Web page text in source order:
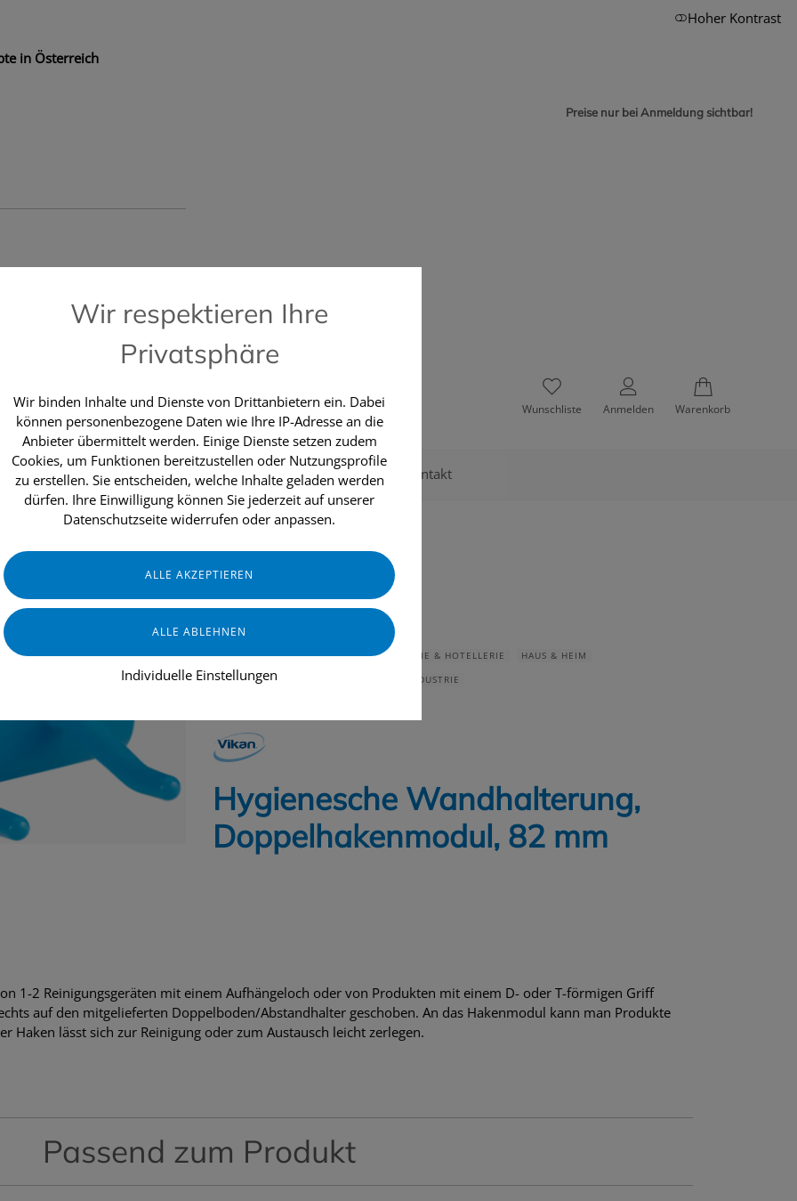
in Österreich
Preise nur bei Anmeldung sichtbar!
Kostenlose Hotline +43 664 196 28 20
Hoher Kontrast
Wunschliste Anmelden Warenkorb
Aktionen Topseller Über uns Kontakt
INDUSTRIE & HANDWERK GASTRONOMIE & HOTELLERIE
HAUS & HEIM
GERÄTE & ZUBEHÖR
LEBENSMITTELINDUSTRIE
Hygienesche Wandhalterung,
Doppelhakenmodul, 82 mm
1-2 Reinigungsgeräten mit einem Aufhängeloch oder von Produkten mit einem D- oder T-förmigen Griff
auf den mitgelieferten Doppelboden/Abstandhalter geschoben. An das Hakenmodul kann man Produkte
Haken lässt sich zur Reinigung oder zum Austausch leicht zerlegen.
Passend zum Produkt
Wir respektieren Ihre
Privatsphäre
Wir binden Inhalte und Dienste von Drittanbietern ein. Dabei
können personenbezogene Daten wie Ihre IP-Adresse an die
Anbieter übermittelt werden. Einige Dienste setzen zudem
Cookies, um Funktionen bereitzustellen oder Nutzungsprofile
zu erstellen. Sie entscheiden, welche Inhalte geladen werden
dürfen. Ihre Einwilligung können Sie jederzeit auf unserer
Datenschutzseite widerrufen oder anpassen.
Individuelle Einstellungen